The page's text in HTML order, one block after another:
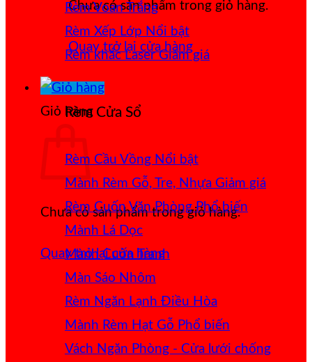
Chưa có sản phẩm trong giỏ hàng.
Quay trở lại cửa hàng
Giỏ hàng
Chưa có sản phẩm trong giỏ hàng.
Quay trở lại cửa hàng
Rèm Voan Trắng
Rèm Xếp Lớp
Rèm khắc Laser
Rèm Cửa Sổ
Rèm Cầu Vồng
Mành Rèm Gỗ, Tre, Nhựa
Rèm Cuốn Văn Phòng
Mành Lá Dọc
Mành Cuốn Tranh
Màn Sáo Nhôm
Rèm Ngăn Lạnh Điều Hòa
Mành Rèm Hạt Gỗ
Vách Ngăn Phòng - Cửa lưới chống